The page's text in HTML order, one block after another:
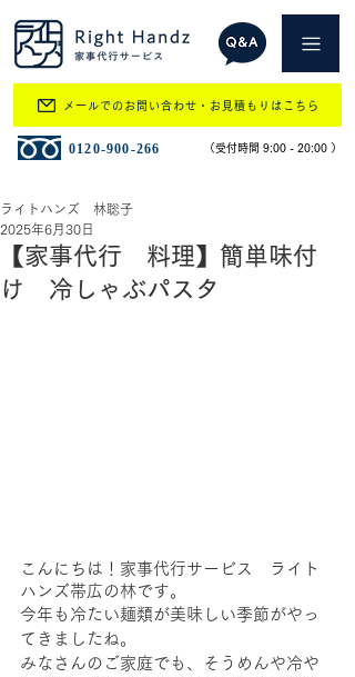
​0120-900-266 ​（受付時間 9:00 - 20:00 ）
メールでのお問い合わせ・お見積もりはこちら
【家事代行 料理】簡単味付
け 冷しゃぶパスタ
ライトハンズ 林聡子
2025年6月30日
こんにちは！家事代行サービス　ライト
ハンズ帯広の林です。
今年も冷たい麺類が美味しい季節がやっ
てきましたね。
みなさんのご家庭でも、そうめんや冷や